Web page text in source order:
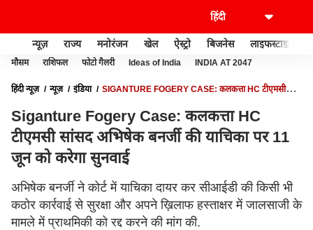
न्यूज़ राज्य मनोरंजन खेल ऐस्ट्रो बिजनेस लाइफस्टाइल
मौसम राशिफल फोटो गैलरी Ideas of India INDIA AT 2047
हिंदी न्यूज़ न्यूज़ इंडिया
SIGANTURE FOGERY CASE: कलकत्ता HC टीएमसी
Siganture Fogery Case: कलकत्ता HC
टीएमसी सांसद अभिषेक बनर्जी की याचिका पर 11
जून को करेगा सुनवाई
अभिषेक बनर्जी ने कोर्ट में याचिका दायर कर सीआईडी की किसी भी
कठोर कार्रवाई से सुरक्षा और अपने ख़िलाफ हस्ताक्षर में जालसाजी के
मामले में प्राथमिकी को रद्द करने की मांग की.